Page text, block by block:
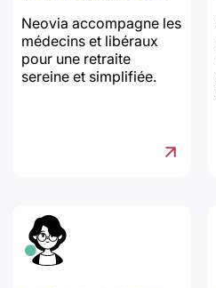
Neovia accompagne les
médecins et libéraux
pour une retraite
sereine et simplifiée.